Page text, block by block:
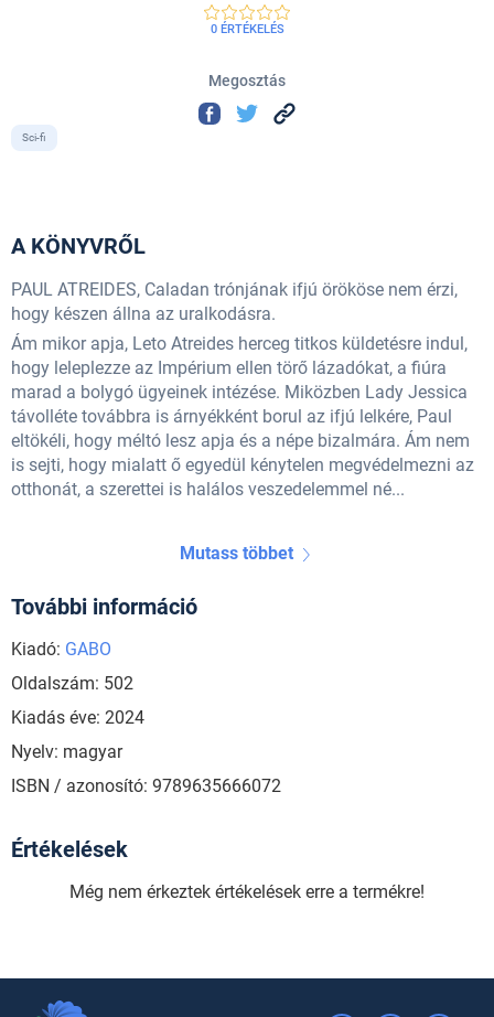
0 ÉRTÉKELÉS
Megosztás
Sci-fi
A KÖNYVRŐL
PAUL ATREIDES, Caladan trónjának ifjú örököse nem érzi,
hogy készen állna az uralkodásra.
Ám mikor apja, Leto Atreides herceg titkos küldetésre indul,
hogy leleplezze az Impérium ellen törő lázadókat, a fiúra
marad a bolygó ügyeinek intézése. Miközben Lady Jessica
távolléte továbbra is árnyékként borul az ifjú lelkére, Paul
eltökéli, hogy méltó lesz apja és a népe bizalmára. Ám nem
is sejti, hogy mialatt ő egyedül kénytelen megvédelmezni az
otthonát, a szerettei is halálos veszedelemmel né...
Mutass többet
További információ
Kiadó: GABO
Oldalszám: 502
Kiadás éve: 2024
Nyelv: magyar
ISBN / azonosító: 9789635666072
Értékelések
Még nem érkeztek értékelések erre a termékre!